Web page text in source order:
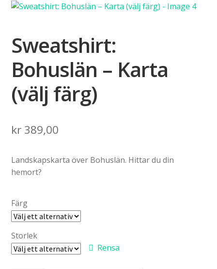
Sweatshirt:
Bohuslän – Karta
(välj färg)
kr389,00
Landskapskarta över Bohuslän. Hittar du din
hemort?
Färg
Storlek
Rensa